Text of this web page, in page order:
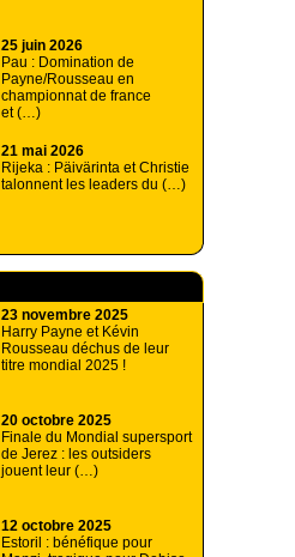
25 juin 2026
Pau : Domination de
Payne/Rousseau en
championnat de france
et (…)
21 mai 2026
Rijeka : Päivärinta et Christie
talonnent les leaders du (…)
23 novembre 2025
Harry Payne et Kévin
Rousseau déchus de leur
titre mondial 2025 !
20 octobre 2025
Finale du Mondial supersport
de Jerez : les outsiders
jouent leur (…)
12 octobre 2025
Estoril : bénéfique pour